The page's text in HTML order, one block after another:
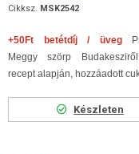
Cikksz. MSK2542
+50Ft betétdíj / üveg
Meggy szörp
recept alapján, hozzáadott
Készleten